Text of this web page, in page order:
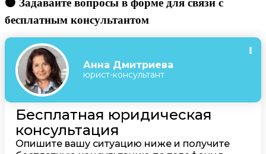
бесплатным консультантом